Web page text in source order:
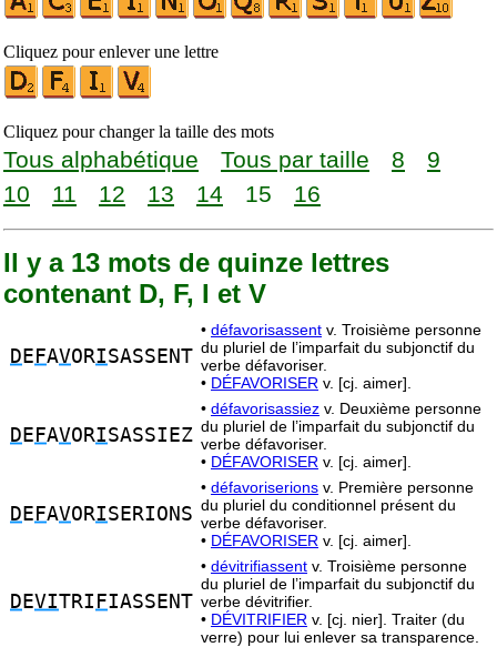
Cliquez pour enlever une lettre
Cliquez pour changer la taille des mots
Tous alphabétique Tous par taille 8
9
10
11 12 13 14 15 16
Il y a 13 mots de quinze lettres
contenant D, F, I et V
D E FAVORISASSENT
• défavorisassent v. Troisième personne
du pluriel de l’imparfait du subjonctif du
verbe défavoriser.
• DÉFAVORISER v. [cj. aimer].
D E FAVORISASSIEZ
• défavorisassiez v. Deuxième personne
du pluriel de l’imparfait du subjonctif du
verbe défavoriser.
• DÉFAVORISER v. [cj. aimer].
D E FAVORISERIONS
• défavoriserions v. Première personne
du pluriel du conditionnel présent du
verbe défavoriser.
• DÉFAVORISER v. [cj. aimer].
D EVITRI FIASSENT
• dévitrifiassent v. Troisième personne
du pluriel de l’imparfait du subjonctif du
verbe dévitrifier.
• DÉVITRIFIER v. [cj. nier]. Traiter (du
verre) pour lui enlever sa transparence.